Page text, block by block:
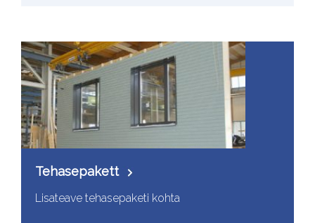
Tehasepakett
Lisateave tehasepaketi kohta